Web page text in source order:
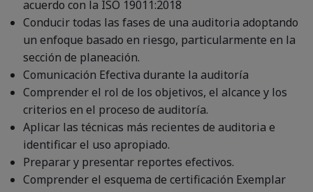
acuerdo con la ISO 19011:2018
Conducir todas las fases de una auditoria adoptando
un enfoque basado en riesgo, particularmente en la
sección de planeación.
Comunicación Efectiva durante la auditoría
Comprender el rol de los objetivos, el alcance y los
criterios en el proceso de auditoría.
Aplicar las técnicas más recientes de auditoria e
identificar el uso apropiado.
Preparar y presentar reportes efectivos.
Comprender el esquema de certificación Exemplar